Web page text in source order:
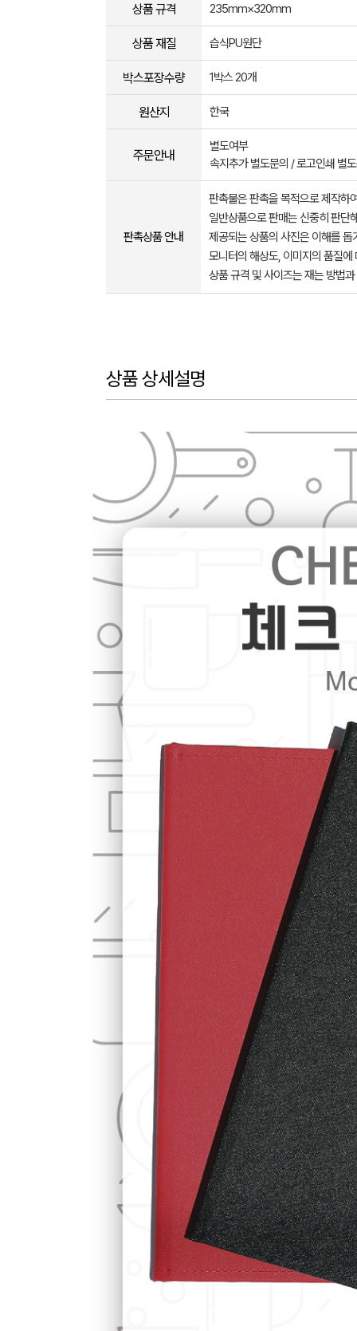
상품 규격 235mm×320mm
상품 재질 습식PU원단
박스포장수량 1박스 20개
원산지 한국
주문안내
별도여부
속지추가 별도문의 / 로고인쇄 별
판촉상품 안내
판촉물은 판촉을 목적으로 제작하
일반상품으로 판매는 신중히 판단
제공되는 상품의 사진은 이해를
모니터의 해상도, 이미지의 품질
상품 규격 및 사이즈는 재는 방법
상품 상세설명